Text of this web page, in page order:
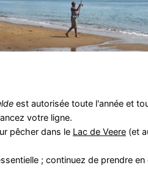
est autorisée toute l'année et
votre ligne.
pêcher dans le Lac de Veere(et
; continuez de prendre